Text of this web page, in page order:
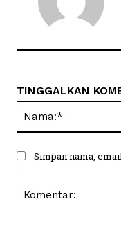
TINGGALKAN
Simpan nama,